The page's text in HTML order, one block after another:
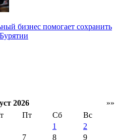
бизнес помогает сохранить
2026
»»
Пт Сб
Вс
1
2
7 8 9